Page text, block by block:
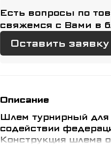
Есть вопросы по
свяжемся с Вами в
Оставить заявку
Описание
Шлем турнирный для
содействии
Конструкция шлема